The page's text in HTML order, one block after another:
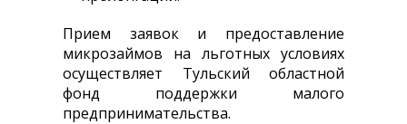
ЛИЗИНГ
ОБОРУДОВАНИЯ
Прием заявок и предоставление
микрозаймов на льготных условиях
осуществляет Тульский областной
фонд поддержки малого
предпринимательства.